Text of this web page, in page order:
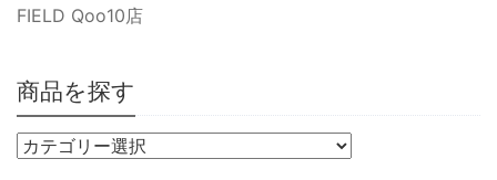
FIELD Qoo10店
商品を探す